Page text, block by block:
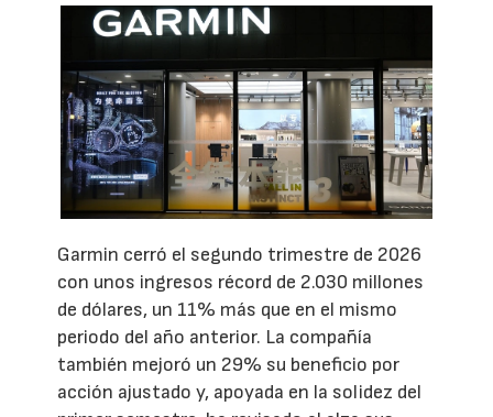
Garmin cerró el segundo trimestre de 2026
con unos ingresos récord de 2.030 millones
de dólares, un 11% más que en el mismo
periodo del año anterior. La compañía
también mejoró un 29% su beneficio por
acción ajustado y, apoyada en la solidez del